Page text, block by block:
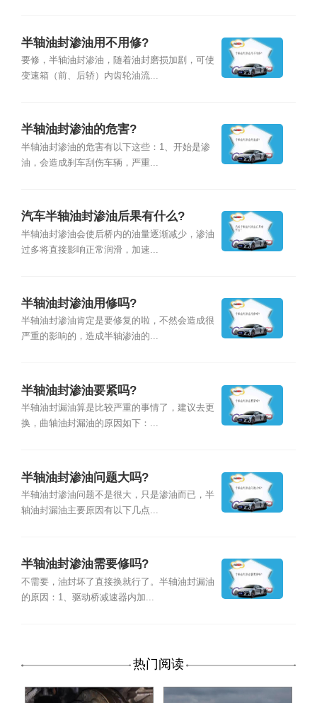
半轴油封渗油用不用修?
要修，半轴油封渗油，随着油封磨损加剧，可使
变速箱（前、后轿）内齿轮油流...
半轴油封渗油的危害?
半轴油封渗油的危害有以下这些：1、开始是渗
油，会造成刹车刮伤车辆，严重...
汽车半轴油封渗油后果有什么?
半轴油封渗油会使后桥内的油量逐渐减少，渗油
过多将直接影响正常润滑，加速...
半轴油封渗油用修吗?
半轴油封渗油肯定是要修复的啦，不然会造成很
严重的影响的，造成半轴渗油的...
半轴油封渗油要紧吗?
半轴油封漏油算是比较严重的事情了，建议去更
换，曲轴油封漏油的原因如下：...
半轴油封渗油问题大吗?
半轴油封渗油问题不是很大，只是渗油而已，半
轴油封漏油主要原因有以下几点...
半轴油封渗油需要修吗?
不需要，油封坏了直接换就行了。半轴油封漏油
的原因：1、驱动桥减速器内加...
热门阅读